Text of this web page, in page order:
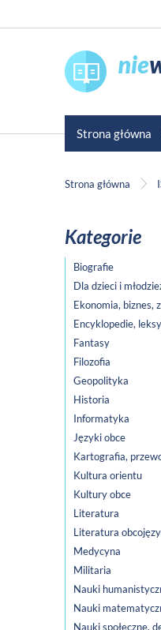
Strona główna
Strona główna
Kategorie
Biografie
Dla dzieci i
Ekonomia, biznes,
Encyklopedie,
Fantasy
Filozofia
Geopolityka
Historia
Informatyka
Języki obce
Kartografia,
Kultura orientu
Kultury obce
Literatura
Literatura
Medycyna
Militaria
Nauki
Nauki
Nauki społeczne,